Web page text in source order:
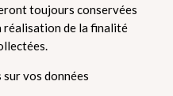
toujours conservées
réalisation de la finalité
vos données